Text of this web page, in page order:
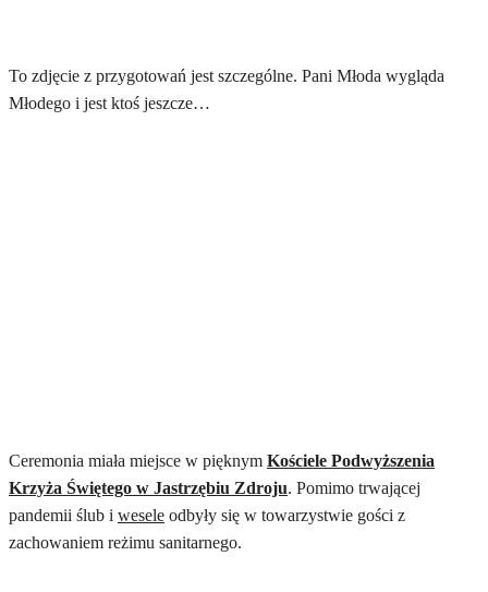
To zdjęcie z przygotowań jest szczególne. Pani Młoda wygląda
Młodego i jest ktoś jeszcze…
Ceremonia miała miejsce w pięknym Kościele Podwyższenia
Krzyża Świętego w Jastrzębiu Zdroju. Pomimo trwającej
pandemii ślub i wesele odbyły się w towarzystwie gości z
zachowaniem reżimu sanitarnego.